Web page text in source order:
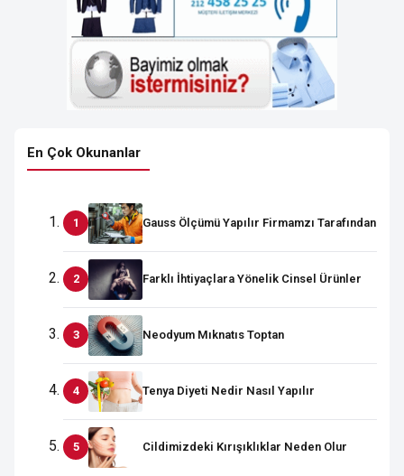
En Çok Okunanlar
Gauss Ölçümü Yapılır Firmamzı Tarafından
Farklı İhtiyaçlara Yönelik Cinsel Ürünler
Neodyum Mıknatıs Toptan
Tenya Diyeti Nedir Nasıl Yapılır
Cildimizdeki Kırışıklıklar Neden Olur